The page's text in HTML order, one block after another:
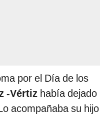
por el Día de los
-Vértiz había dejado
acompañaba su hijo